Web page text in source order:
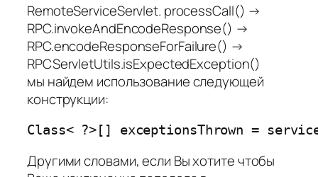
RemoteServiceServlet. processCall() →
RPC.invokeAndEncodeResponse() →
RPC.encodeResponseForFailure() →
RPCServletUtils.isExpectedException()
мы найдем использование следующей
конструкции:
Другими словами, если Вы хотите чтобы